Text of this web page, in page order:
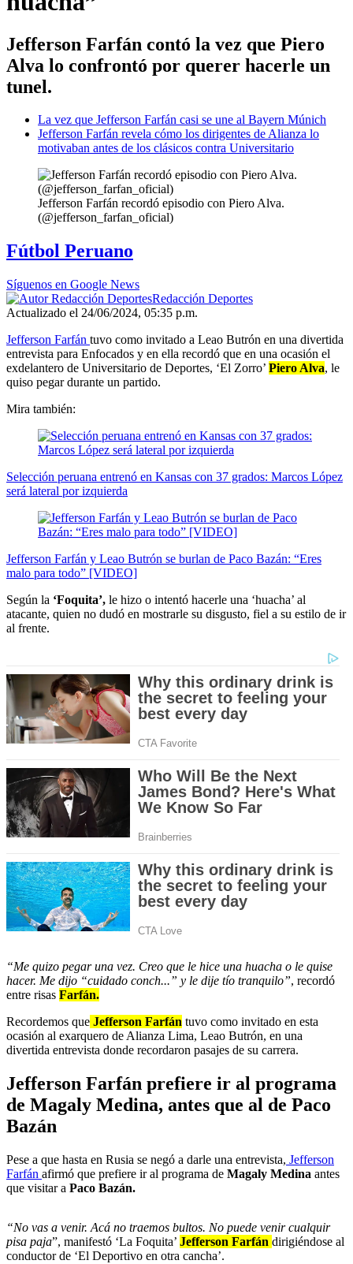
Jefferson Farfán contó la vez que Piero
Alva lo confrontó por querer hacerle un
tunel.
La vez que Jefferson Farfán casi se une al Bayern Múnich
Jefferson Farfán revela cómo los dirigentes de Alianza lo
motivaban antes de los clásicos contra Universitario
Jefferson Farfán recordó episodio con Piero Alva.
(@jefferson_farfan_oficial)
Fútbol Peruano
Síguenos en Google News
Redacción Deportes
Actualizado el 24/06/2024, 05:35 p.m.
Jefferson Farfán tuvo como invitado a Leao Butrón en una divertida
entrevista para Enfocados y en ella recordó que en una ocasión el
exdelantero de Universitario de Deportes, ‘El Zorro’ Piero Alva, le
quiso pegar durante un partido.
Mira también:
Selección peruana entrenó en Kansas con 37 grados: Marcos López
será lateral por izquierda
Jefferson Farfán y Leao Butrón se burlan de Paco Bazán: “Eres
malo para todo” [VIDEO]
Según la ‘Foquita’, le hizo o intentó hacerle una ‘huacha’ al
atacante, quien no dudó en mostrarle su disgusto, fiel a su estilo de ir
al frente.
“Me quizo pegar una vez. Creo que le hice una huacha o le quise
hacer. Me dijo “cuidado conch...” y le dije tío tranquilo”, recordó
entre risas Farfán.
Recordemos que Jefferson Farfán tuvo como invitado en esta
ocasión al exarquero de Alianza Lima, Leao Butrón, en una
divertida entrevista donde recordaron pasajes de su carrera.
Jefferson Farfán prefiere ir al programa
de Magaly Medina, antes que al de Paco
Bazán
Pese a que hasta en Rusia se negó a darle una entrevista, Jefferson
Farfán afirmó que prefiere ir al programa de Magaly Medina antes
que visitar a Paco Bazán.
“No vas a venir. Acá no traemos bultos. No puede venir cualquir
pisa paja”, manifestó ‘La Foquita’ Jefferson Farfán dirigiéndose al
conductor de ‘El Deportivo en otra cancha’.